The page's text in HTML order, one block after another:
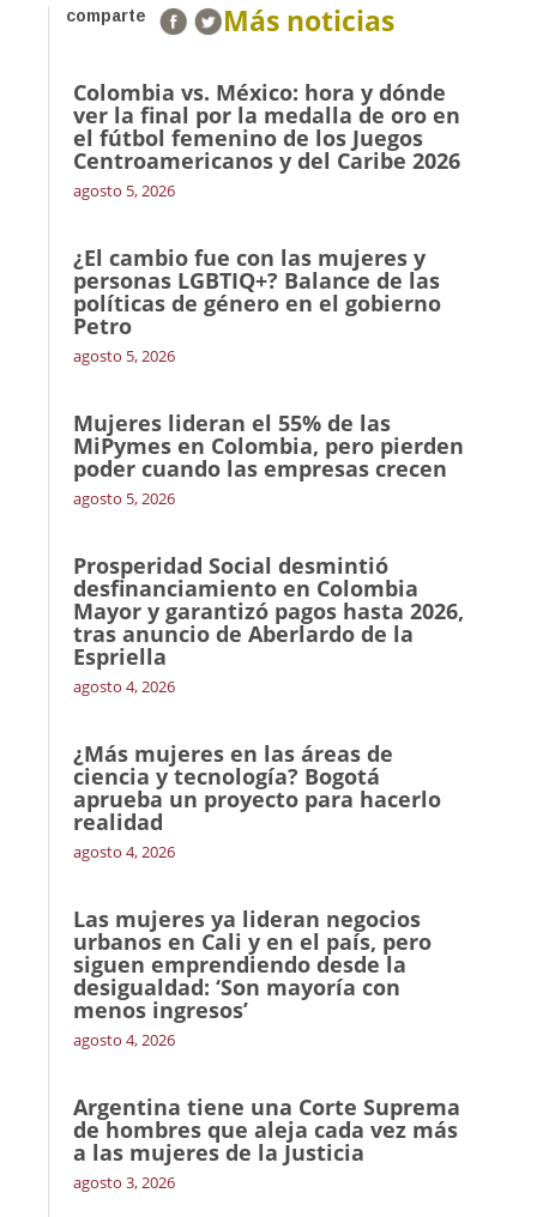
comparte Más noticias
Colombia vs. México: hora y dónde
ver la final por la medalla de oro en
el fútbol femenino de los Juegos
Centroamericanos y del Caribe 2026
agosto 5, 2026
¿El cambio fue con las mujeres y
personas LGBTIQ+? Balance de las
políticas de género en el gobierno
Petro
agosto 5, 2026
Mujeres lideran el 55% de las
MiPymes en Colombia, pero pierden
poder cuando las empresas crecen
agosto 5, 2026
Prosperidad Social desmintió
desfinanciamiento en Colombia
Mayor y garantizó pagos hasta 2026,
tras anuncio de Aberlardo de la
Espriella
agosto 4, 2026
¿Más mujeres en las áreas de
ciencia y tecnología? Bogotá
aprueba un proyecto para hacerlo
realidad
agosto 4, 2026
Las mujeres ya lideran negocios
urbanos en Cali y en el país, pero
siguen emprendiendo desde la
desigualdad: ‘Son mayoría con
menos ingresos’
agosto 4, 2026
Argentina tiene una Corte Suprema
de hombres que aleja cada vez más
a las mujeres de la Justicia
agosto 3, 2026